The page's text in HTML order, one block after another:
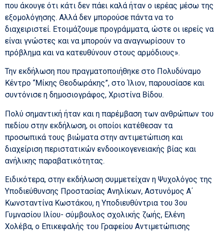
που άκουγε ότι κάτι δεν πάει καλά ήταν ο ιερέας μέσω της
εξομολόγησης. Αλλά δεν μπορούσε πάντα να το
διαχειριστεί. Ετοιμάζουμε προγράμματα, ώστε οι ιερείς να
είναι γνώστες και να μπορούν να αναγνωρίσουν το
πρόβλημα και να κατευθύνουν στους αρμόδιους».
Την εκδήλωση που πραγματοποιήθηκε στο Πολυδύναμο
Κέντρο “Μίκης Θεοδωράκης”, στο Ίλιον, παρουσίασε και
συντόνισε η δημοσιογράφος, Χριστίνα Βίδου.
Πολύ σημαντική ήταν και η παρέμβαση των ανθρώπων του
πεδίου στην εκδήλωση, οι οποίοι κατέθεσαν τα
προσωπικά τους βιώματα στην αντιμετώπιση και
διαχείριση περιστατικών ενδοοικογενειακής βίας και
ανήλικης παραβατικότητας.
Ειδικότερα, στην εκδήλωση συμμετείχαν η Ψυχολόγος της
Υποδιεύθυνσης Προστασίας Ανηλίκων, Αστυνόμος Α΄
Κωνσταντίνα Κωστάκου, η Υποδιευθύντρια του 3ου
Γυμνασίου Ιλίου- σύμβουλος σχολικής ζωής, Ελένη
Χολέβα, ο Επικεφαλής του Γραφείου Αντιμετώπισης